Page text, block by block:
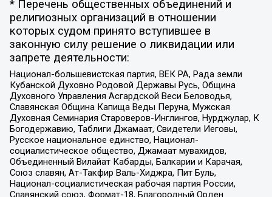
* Перечень общественных объединений и
религиозных организаций в отношении
которых судом принято вступившее в
законную силу решение о ликвидации или
запрете деятельности:
Национал-большевистская партия, ВЕК РА, Рада земли
Кубанской Духовно Родовой Державы Русь, Община
Духовного Управления Асгардской Веси Беловодья,
Славянская Община Капища Веды Перуна, Мужская
Духовная Семинария Староверов-Инглингов, Нурджулар, К
Богодержавию, Таблиги Джамаат, Свидетели Иеговы,
Русское национальное единство, Национал-
социалистическое общество, Джамаат мувахидов,
Объединенный Вилайат Кабарды, Балкарии и Карачая,
Союз славян, Ат-Такфир Валь-Хиджра, Пит Буль,
Национал-социалистическая рабочая партия России,